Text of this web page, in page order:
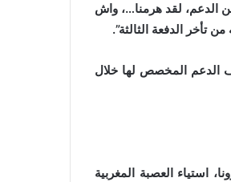
الدعم، لقد هرمنا…، واش
الدفعة الثالثة”.
الدعم المخصص لها خلال
استياء العصبة المغربية